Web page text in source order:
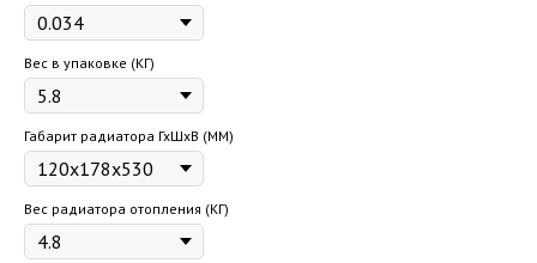
Вес в упаковке (КГ)
Габарит радиатора ГхШхВ (ММ)
Вес радиатора отопления (КГ)